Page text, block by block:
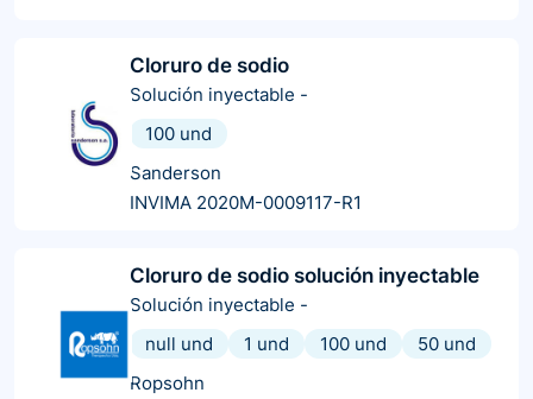
Cloruro de sodio
Solución inyectable -
100 und
Sanderson
INVIMA 2020M-0009117-R1
Cloruro de sodio solución inyectable
Solución inyectable -
null und
1 und 100 und
50 und
Ropsohn